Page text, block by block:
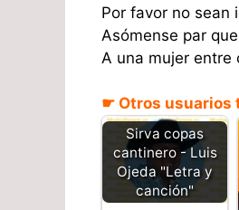
Por favor no sean
Asómense par
A una mujer entre
☛ Otros usuarios
Sirva copas
cantinero - Luis
Ojeda "Letra y
canción"